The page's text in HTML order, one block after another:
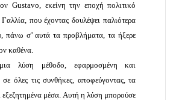
Gustavo, εκείνη την εποχή πολιτικό
που έχοντας δουλέψει παλιότερα
πάνω σ’ αυτά τα προβλήματα, τα ήξερε
καθένα.
λύση μέθοδο, εφαρμοσμένη και
όλες τις συνθήκες, αποφεύγοντας, τα
εξεζητημένα μέσα. Αυτή η λύση μπορούσε